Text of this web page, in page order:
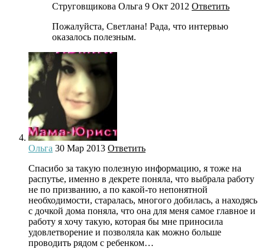
Струговщикова Ольга 9 Окт 2012 Ответить
Пожалуйста, Светлана! Рада, что интервью
оказалось полезным.
Ольга 30 Мар 2013 Ответить
Спасибо за такую полезную информацию, я тоже на
распутье, именно в декрете поняла, что выбрала работу
не по призванию, а по какой-то непонятной
необходимости, старалась, многого добилась, а находясь
с дочкой дома поняла, что она для меня самое главное и
работу я хочу такую, которая бы мне приносила
удовлетворение и позволяла как можно больше
проводить рядом с ребенком…